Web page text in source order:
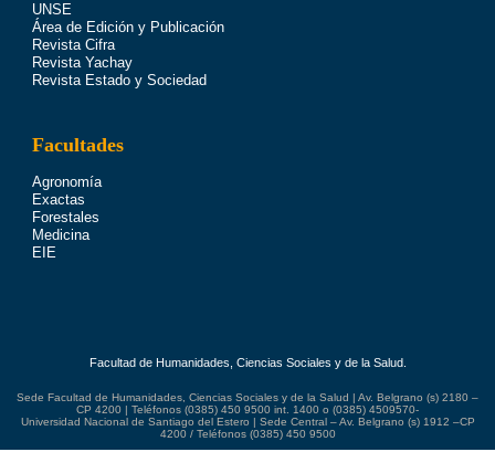
UNSE
Área de Edición y Publicación
Revista Cifra
Revista Yachay
Revista Estado y Sociedad
Facultades
Agronomía
Exactas
Forestales
Medicina
EIE
Facultad de Humanidades, Ciencias Sociales y de la Salud.
Sede Facultad de Humanidades, Ciencias Sociales y de la Salud | Av. Belgrano (s) 2180 –
CP 4200 | Teléfonos (0385) 450 9500 int. 1400 o (0385) 4509570-
Universidad Nacional de Santiago del Estero | Sede Central – Av. Belgrano (s) 1912 –CP
4200 / Teléfonos (0385) 450 9500